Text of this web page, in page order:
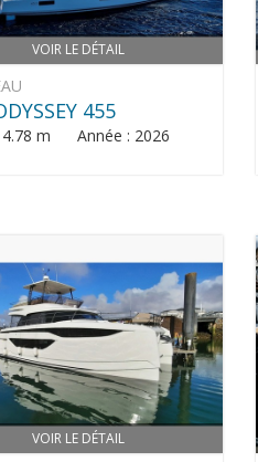
VOIR LE DÉTAIL
455
m Année : 2026
VOIR LE DÉTAIL